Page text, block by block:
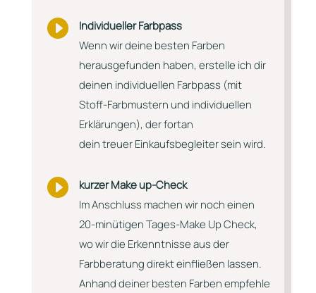

Individueller Farbpass
Wenn wir deine besten Farben
herausgefunden haben, erstelle ich dir
deinen individuellen Farbpass (mit
Stoff-Farbmustern und individuellen
Erklärungen), der fortan
dein treuer Einkaufsbegleiter sein wird.

kurzer Make up-Check
Im Anschluss machen wir noch einen
20-minütigen Tages-Make Up Check,
wo wir die Erkenntnisse aus der
Farbberatung direkt einfließen lassen.
Anhand deiner besten Farben empfehle